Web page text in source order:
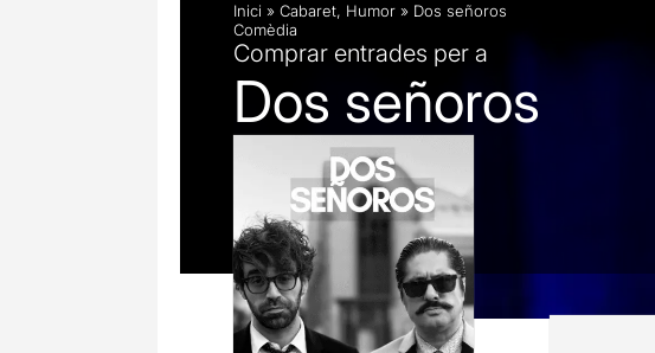
Inici » Cabaret, Humor » Dos señoros
Comèdia
Comprar entrades per a
Dos señoros